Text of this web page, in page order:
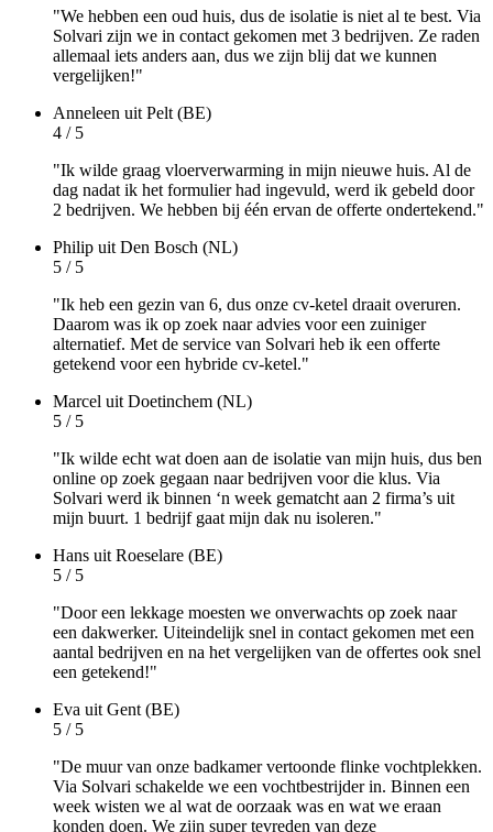
"We hebben een oud huis, dus de isolatie is niet al te best. Via
Solvari zijn we in contact gekomen met 3 bedrijven. Ze raden
allemaal iets anders aan, dus we zijn blij dat we kunnen
vergelijken!"
Anneleen uit Pelt (BE)
4 / 5
"Ik wilde graag vloerverwarming in mijn nieuwe huis. Al de
dag nadat ik het formulier had ingevuld, werd ik gebeld door
2 bedrijven. We hebben bij één ervan de offerte ondertekend."
Philip uit Den Bosch (NL)
5 / 5
"Ik heb een gezin van 6, dus onze cv-ketel draait overuren.
Daarom was ik op zoek naar advies voor een zuiniger
alternatief. Met de service van Solvari heb ik een offerte
getekend voor een hybride cv-ketel."
Marcel uit Doetinchem (NL)
5 / 5
"Ik wilde echt wat doen aan de isolatie van mijn huis, dus ben
online op zoek gegaan naar bedrijven voor die klus. Via
Solvari werd ik binnen ‘n week gematcht aan 2 firma’s uit
mijn buurt. 1 bedrijf gaat mijn dak nu isoleren."
Hans uit Roeselare (BE)
5 / 5
"Door een lekkage moesten we onverwachts op zoek naar
een dakwerker. Uiteindelijk snel in contact gekomen met een
aantal bedrijven en na het vergelijken van de offertes ook snel
een getekend!"
Eva uit Gent (BE)
5 / 5
"De muur van onze badkamer vertoonde flinke vochtplekken.
Via Solvari schakelde we een vochtbestrijder in. Binnen een
week wisten we al wat de oorzaak was en wat we eraan
konden doen. We zijn super tevreden van deze